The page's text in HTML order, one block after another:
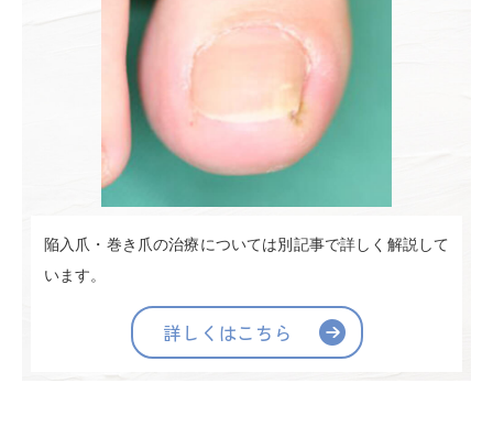
陥入爪・巻き爪の治療については別記事で詳しく解説して
います。
詳しくはこちら